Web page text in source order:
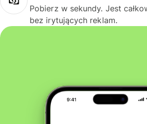
Pobierz w sekundy. Jest
bez irytujących reklam.